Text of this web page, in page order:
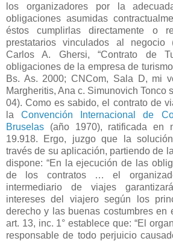
los organizadores por la
obligaciones asumidas
éstos cumplirlas directamente o
prestatarios vinculados al negocio
Carlos A. Ghersi, “Contrato de
obligaciones de la empresa de
Bs. As. 2000; CNCom, Sala D, mi
Margheritis, Ana c. Simunovich Tonco
04). Como es sabido, el contrato de
laConvención Internacional
de
Bruselas (año 1970), ratificada en
19.918. Ergo, juzgo que la
través de su aplicación, partiendo de
dispone: “En la ejecución de las
de los contratos … el
intermediario de viajes
intereses del viajero según los
derecho y las buenas costumbres en
art. 13, inc. 1° establece que: “El
responsable de todo perjuicio